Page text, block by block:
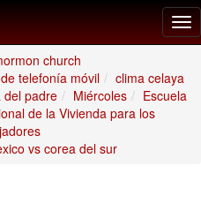
church
telefonía móvil
clima celaya
del padre Miércoles
Escuela
de la Vivienda para los
vs corea del sur